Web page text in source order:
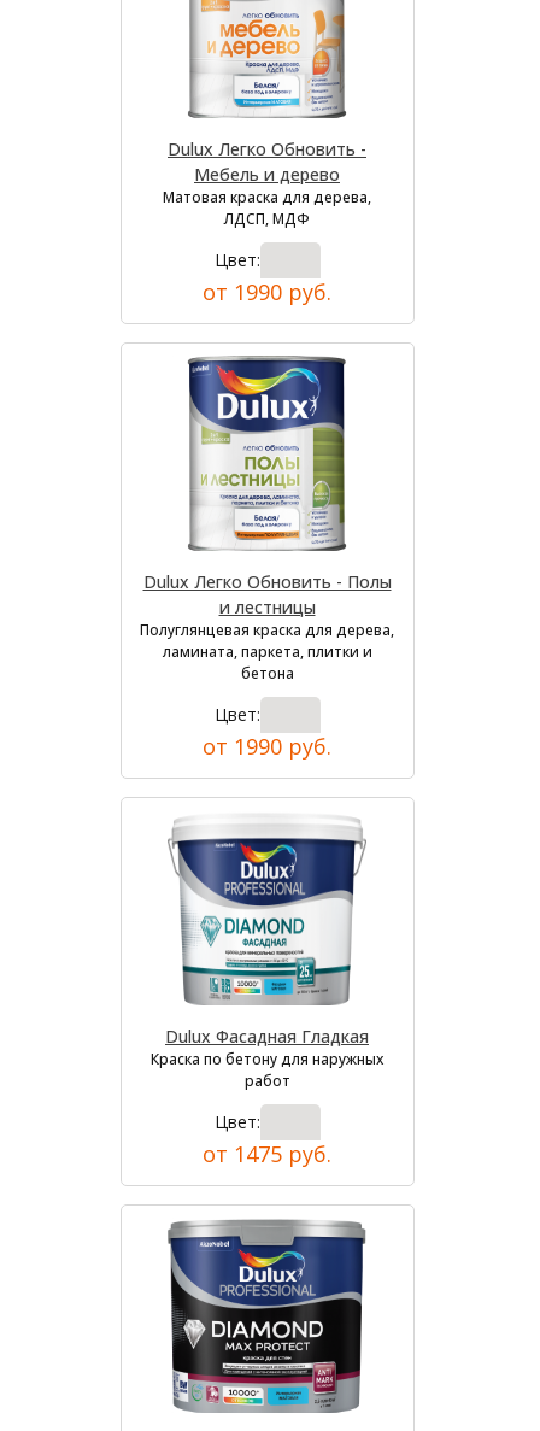
Dulux Легко Обновить -
Мебель и дерево
Матовая краска для дерева,
ЛДСП, МДФ
Цвет:
от 1990 руб.
Dulux Легко Обновить - Полы
и лестницы
Полуглянцевая краска для дерева,
ламината, паркета, плитки и
бетона
Цвет:
от 1990 руб.
Dulux Фасадная Гладкая
Краска по бетону для наружных
работ
Цвет:
от 1475 руб.